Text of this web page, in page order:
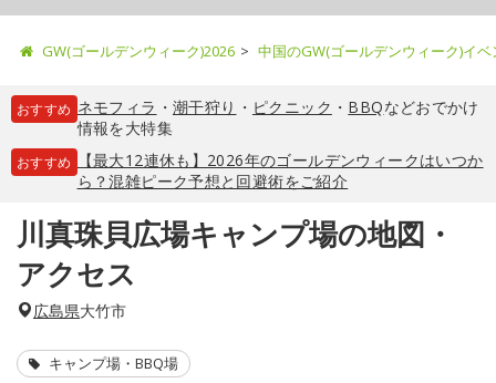
GW(ゴールデンウィーク)2026 中国のGW(ゴールデンウィーク)イ
おすすめ ネモフィラ ・ 潮干狩り ・ ピクニック ・ BBQなどおでかけ
情報を大特集
おすすめ
【最大12連休も】2026年のゴールデンウィークはいつか
ら？混雑ピーク予想と回避術をご紹介
川真珠貝広場キャンプ場の地図・
アクセス
広島県大竹市
キャンプ場・BBQ場